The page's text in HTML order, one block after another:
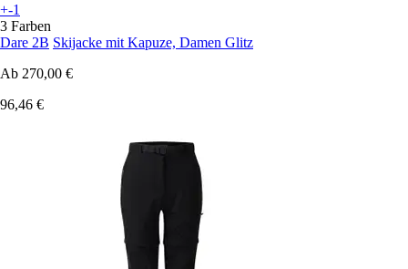
+-1
3 Farben
Dare 2B Skijacke mit Kapuze, Damen Glitz
Ab 270,00 €
96,46 €